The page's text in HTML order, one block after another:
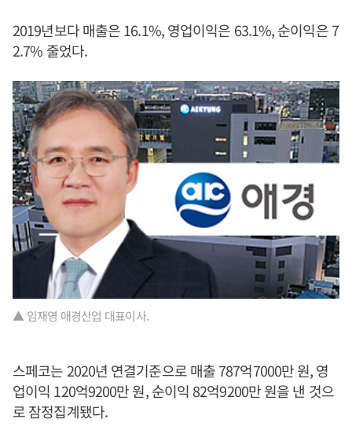
2019년보다 매출은 16.1%, 영업이익은 63.1%, 순이익은 7
2.7% 줄었다.
▲ 임재영 애경산업 대표이사.
스페코는 2020년 연결기준으로 매출 787억7000만 원, 영
업이익 120억9200만 원, 순이익 82억9200만 원을 낸 것으
로 잠정집계됐다.